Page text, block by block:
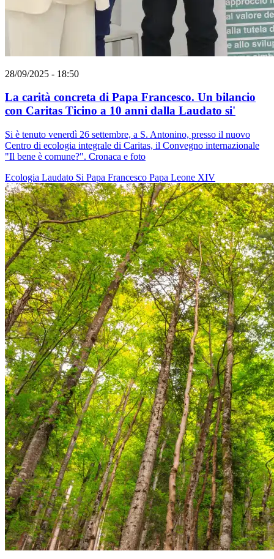
28/09/2025 - 18:50
La carità concreta di Papa Francesco. Un bilancio
con Caritas Ticino a 10 anni dalla Laudato si'
Si è tenuto venerdì 26 settembre, a S. Antonino, presso il nuovo
Centro di ecologia integrale di Caritas, il Convegno internazionale
"Il bene è comune?". Cronaca e foto
Ecologia Laudato Si Papa Francesco Papa Leone XIV